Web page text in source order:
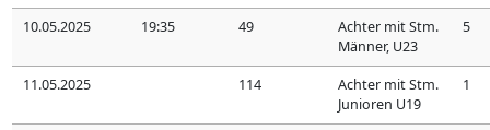
10.05.2025 19:35 49
Achter mit Stm.
Männer, U23
5
11.05.2025 114
Achter mit Stm.
Junioren U19
1